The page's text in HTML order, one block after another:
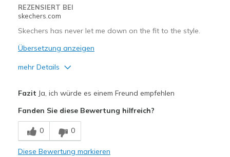
REZENSIERT BEI
skechers.com
Skechers has never let me down on the fit to the style.
Übersetzung anzeigen
mehr Details
Breathe Well
Comfortable
Fazit Ja, ich würde es einem Freund empfehlen
Fanden Sie diese Bewertung hilfreich?
0 0
Diese Bewertung markieren